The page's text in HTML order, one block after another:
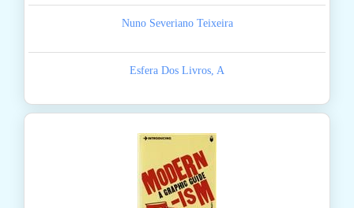
Nuno Severiano Teixeira
Esfera Dos Livros, A